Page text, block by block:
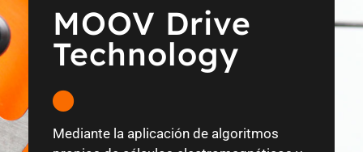
MOOV Drive
Technology
Mediante la aplicación de algoritmos